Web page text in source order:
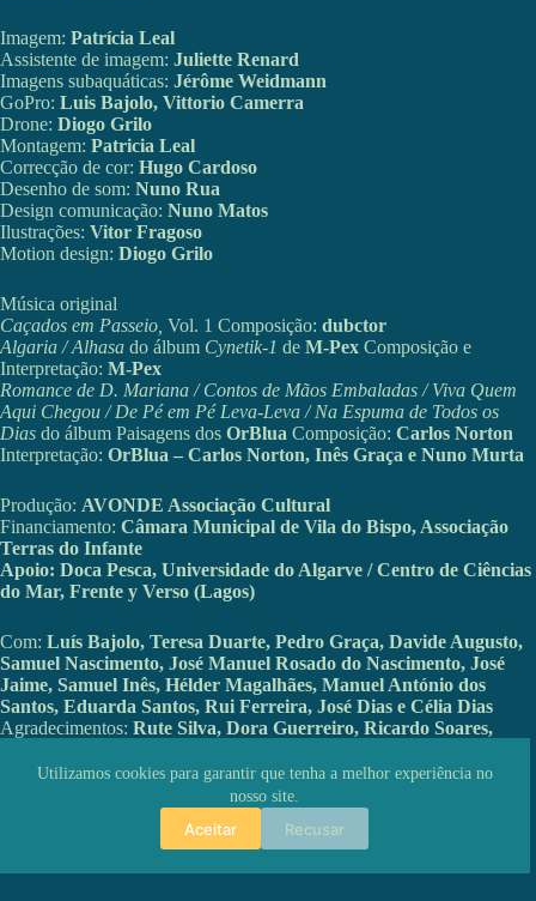
Utilizamos cookies para garantir que tenha a melhor experiência no
nosso site.
Aceitar Recusar
Imagem: Patrícia Leal
Assistente de imagem: Juliette Renard
Imagens subaquáticas: Jérôme Weidmann
GoPro: Luis Bajolo, Vittorio Camerra
Drone: Diogo Grilo
Montagem: Patricia Leal
Correcção de cor: Hugo Cardoso
Desenho de som: Nuno Rua
Design comunicação: Nuno Matos
Ilustrações: Vitor Fragoso
Motion design: Diogo Grilo
Música original
Caçados em Passeio, Vol. 1 Composição: dubctor
Algaria / Alhasa do álbum Cynetik-1 de M-Pex Composição e
Interpretação: M-Pex
Romance de D. Mariana / Contos de Mãos Embaladas / Viva Quem
Aqui Chegou / De Pé em Pé Leva-Leva / Na Espuma de Todos os
Dias do álbum Paisagens dos OrBlua Composição: Carlos Norton
Interpretação: OrBlua – Carlos Norton, Inês Graça e Nuno Murta
Produção: AVONDE Associação Cultural
Financiamento: Câmara Municipal de Vila do Bispo, Associação
Terras do Infante
Apoio: Doca Pesca, Universidade do Algarve / Centro de Ciências
do Mar, Frente y Verso (Lagos)
Com: Luís Bajolo, Teresa Duarte, Pedro Graça, Davide Augusto,
Samuel Nascimento, José Manuel Rosado do Nascimento, José
Jaime, Samuel Inês, Hélder Magalhães, Manuel António dos
Santos, Eduarda Santos, Rui Ferreira, José Dias e Célia Dias
Agradecimentos: Rute Silva, Dora Guerreiro, Ricardo Soares,
Sílvia Ramos, Hugo Cruz e Nauticpesca, Lagos, José de Freitas e
Santa Casa da Misericórdia de Sagres, Ana F. Lopes e Estação
Marinha de Sagres da Faculdade de Ciências e Tecnologia,
Universidade do Algarve, Manuel Candeias, Edmundo de
Matos, Jorge Bragada, Carla Cabrita, Paula Gonçalves, Sofia